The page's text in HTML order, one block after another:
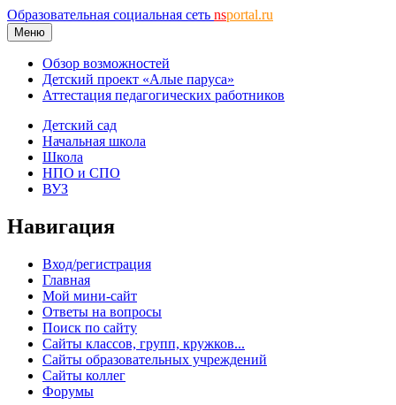
Образовательная социальная сеть nsportal.ru
Меню
Обзор возможностей
Детский проект «Алые паруса»
Аттестация педагогических работников
Детский сад
Начальная школа
Школа
НПО и СПО
ВУЗ
Навигация
Вход/регистрация
Главная
Мой мини-сайт
Ответы на вопросы
Поиск по сайту
Сайты классов, групп, кружков...
Сайты образовательных учреждений
Сайты коллег
Форумы